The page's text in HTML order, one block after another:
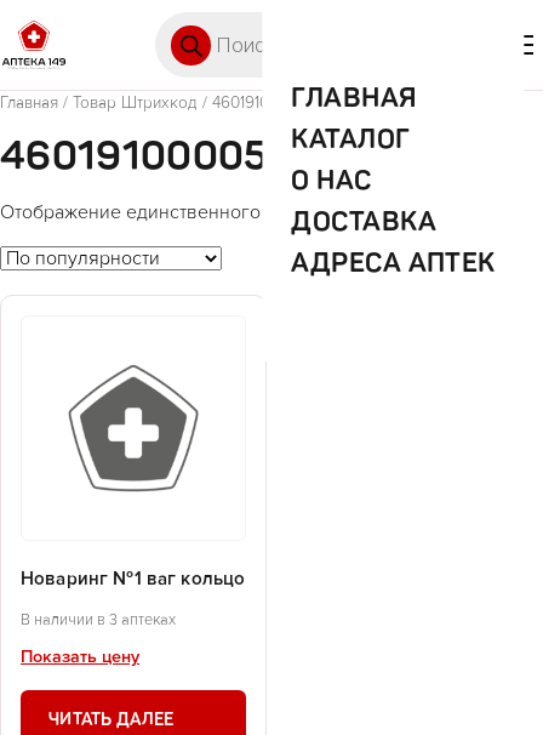
ГЛАВНАЯ
КАТАЛОГ
О НАС
ДОСТАВКА
АДРЕСА АПТЕК
Главная / Товар Штрихкод / 4601910000515
4601910000515
Отображение единственного товара
Новаринг №1 ваг кольцо
В наличии в 3 аптеках
Показать цену
ЧИТАТЬ ДАЛЕЕ